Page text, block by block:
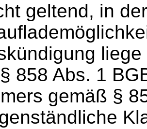
geltend, in
858 Abs. 1
gemäß §